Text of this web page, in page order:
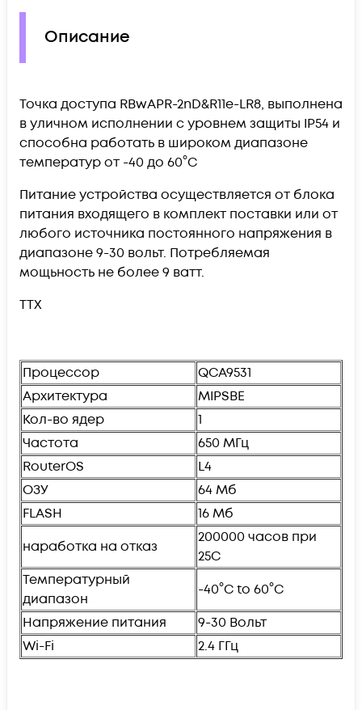
Описание
Точка доступа RBwAPR-2nD&R11e-LR8, выполнена
в уличном исполнении с уровнем защиты IP54 и
способна работать в широком диапазоне
температур от -40 до 60°C
Питание устройства осуществляется от блока
питания входящего в комплект поставки или от
любого источника постоянного напряжения в
диапазоне 9-30 вольт. Потребляемая
мощьность не более 9 ватт.
ТТХ
Процессор
QCA9531
Архитектура
MIPSBE
Кол-во ядер
1
Частота
650 МГц
RouterOS
L4
ОЗУ
64 Мб
FLASH
16 Мб
наработка на отказ
200000 часов при
25С
Температурный
диапазон
-40°C to 60°C
Напряжение питания
9-30 Вольт
Wi-Fi
2.4 ГГц